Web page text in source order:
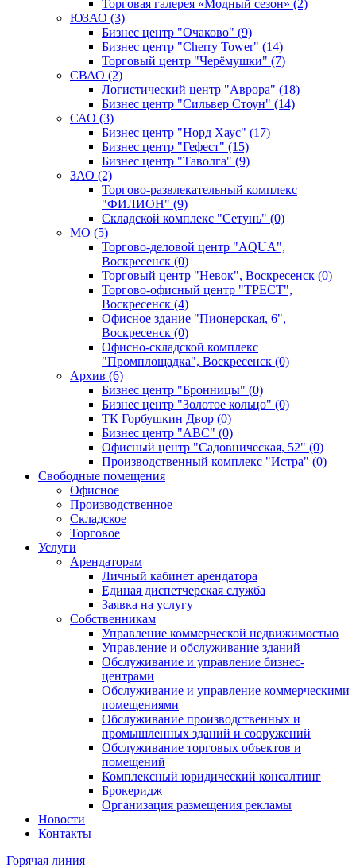
Торговая галерея «Модный сезон» (2)
ЮЗАО (3)
Бизнес центр "Очаково" (9)
Бизнес центр "Cherry Tower" (14)
Торговый центр "Черёмушки" (7)
СВАО (2)
Логистический центр "Аврора" (18)
Бизнес центр "Сильвер Стоун" (14)
САО (3)
Бизнес центр "Норд Хаус" (17)
Бизнес центр "Гефест" (15)
Бизнес центр "Таволга" (9)
ЗАО (2)
Торгово-развлекательный комплекс
"ФИЛИОН" (9)
Складской комплекс "Сетунь" (0)
MO (5)
Торгово-деловой центр "AQUA",
Воскресенск (0)
Торговый центр "Невок", Воскресенск (0)
Торгово-офисный центр "ТРЕСТ",
Воскресенск (4)
Офисное здание "Пионерская, 6",
Воскресенск (0)
Офисно-складской комплекс
"Промплощадка", Воскресенск (0)
Архив (6)
Бизнес центр "Бронницы" (0)
Бизнес центр "Золотое кольцо" (0)
ТК Горбушкин Двор (0)
Бизнес центр "АВС" (0)
Офисный центр "Садовническая, 52" (0)
Производственный комплекс "Истра" (0)
Свободные помещения
Офисное
Производственное
Складское
Торговое
Услуги
Арендаторам
Личный кабинет арендатора
Единая диспетчерская служба
Заявка на услугу
Собственникам
Управление коммерческой недвижимостью
Управление и обслуживание зданий
Обслуживание и управление бизнес-
центрами
Обслуживание и управление коммерческими
помещениями
Обслуживание производственных и
промышленных зданий и сооружений
Обслуживание торговых объектов и
помещений
Комплексный юридический консалтинг
Брокеридж
Организация размещения рекламы
Новости
Контакты
Горячая линия